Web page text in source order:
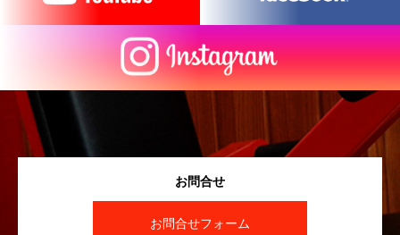
お問合せ
お問合せフォーム